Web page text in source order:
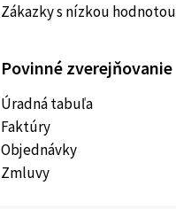
Zákazky s nízkou
Povinné zverejňovanie
Úradná tabuľa
Faktúry
Objednávky
Zmluvy